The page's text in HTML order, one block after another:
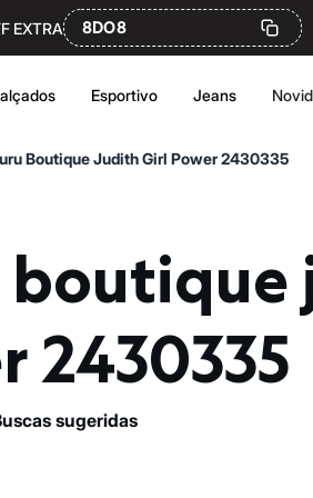
EXTRA 8DO8
Esportivo Jeans
Boutique Judith Girl Power 2430335
2430335
buscas sugeridas